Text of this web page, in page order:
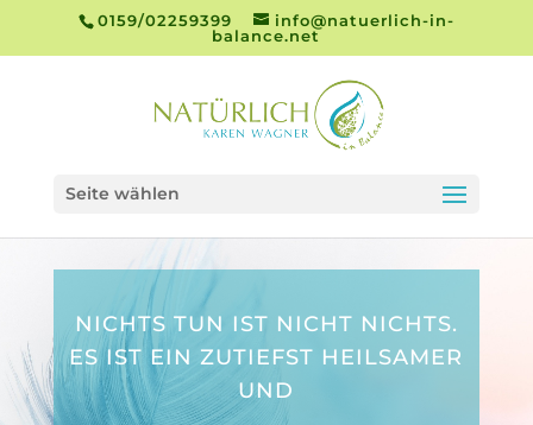
0159/02259399
info@natuerlich-in-
balance.net
Seite wählen
NICHTS TUN IST NICHT NICHTS.
ES IST EIN ZUTIEFST HEILSAMER
UND